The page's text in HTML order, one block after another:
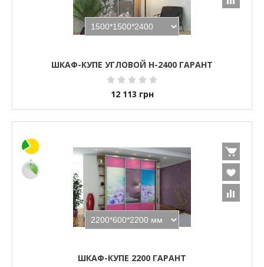
ШКАФ-КУПЕ УГЛОВОЙ H-2400 ГАРАНТ
12 113 грн
ШКАФ-КУПЕ 2200 ГАРАНТ